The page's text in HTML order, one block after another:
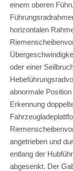
einem oberen
horizontalen
oder einer
abnormale
Erkennung
angetrieben und
entlang der
abgesenkt. Der